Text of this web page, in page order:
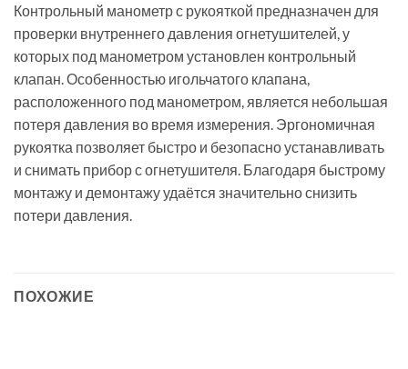
Контрольный манометр с рукояткой предназначен для
проверки внутреннего давления огнетушителей, у
которых под манометром установлен контрольный
клапан. Особенностью игольчатого клапана,
расположенного под манометром, является небольшая
потеря давления во время измерения. Эргономичная
рукоятка позволяет быстро и безопасно устанавливать
и снимать прибор с огнетушителя. Благодаря быстрому
монтажу и демонтажу удаётся значительно снизить
потери давления.
ПОХОЖИЕ